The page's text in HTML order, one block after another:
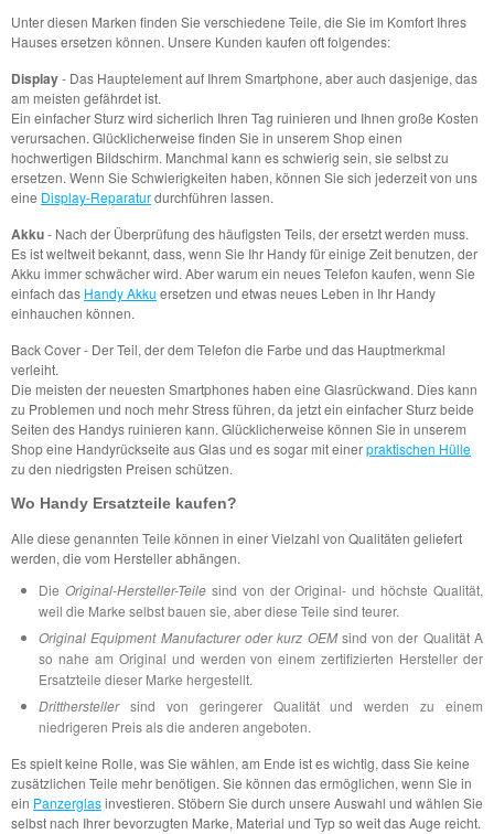
Unter diesen Marken finden Sie verschiedene Teile, die Sie im Komfort Ihres
Hauses ersetzen können. Unsere Kunden kaufen oft folgendes:
Display- Das Hauptelement auf Ihrem Smartphone, aber auch dasjenige, das
am meisten gefährdet ist.
Ein einfacher Sturz wird sicherlich Ihren Tag ruinieren und Ihnen große Kosten
verursachen. Glücklicherweise finden Sie in unserem Shop einen
hochwertigen Bildschirm. Manchmal kann es schwierig sein, sie selbst zu
ersetzen. Wenn Sie Schwierigkeiten haben, können Sie sich jederzeit von uns
eine Display-Reparaturdurchführen lassen.
Akku- Nach der Überprüfung des häufigsten Teils, der ersetzt werden muss.
Es ist weltweit bekannt, dass, wenn Sie Ihr Handy für einige Zeit benutzen, der
Akku immer schwächer wird. Aber warum ein neues Telefon kaufen, wenn Sie
einfach das Handy Akku ersetzen und etwas neues Leben in Ihr Handy
einhauchen können.
Back Cover - Der Teil, der dem Telefon die Farbe und das Hauptmerkmal
verleiht.
Die meisten der neuesten Smartphones haben eine Glasrückwand. Dies kann
zu Problemen und noch mehr Stress führen, da jetzt ein einfacher Sturz beide
Seiten des Handys ruinieren kann. Glücklicherweise können Sie in unserem
Shop eine Handyrückseite aus Glas und es sogar mit einerpraktischen Hülle
zu den niedrigsten Preisen schützen.
Wo Handy Ersatzteile kaufen?
Alle diese genannten Teile können in einer Vielzahl von Qualitäten geliefert
werden, die vom Hersteller abhängen.
Die Original-Hersteller-Teilesind von der Original- und höchste Qualität,
weil die Marke selbst bauen sie, aber diese Teile sind teurer.
Original Equipment Manufacturer oder kurz OEMsind von der Qualität A
so nahe am Original und werden von einem zertifizierten Hersteller der
Ersatzteile dieser Marke hergestellt.
Drittherstellersind von geringerer Qualität und werden zu einem
niedrigeren Preis als die anderen angeboten.
Es spielt keine Rolle, was Sie wählen, am Ende ist es wichtig, dass Sie keine
zusätzlichen Teile mehr benötigen. Sie können das ermöglichen, wenn Sie in
ein Panzerglasinvestieren. Stöbern Sie durch unsere Auswahl und wählen Sie
selbst nach Ihrer bevorzugten Marke, Material und Typ so weit das Auge reicht.